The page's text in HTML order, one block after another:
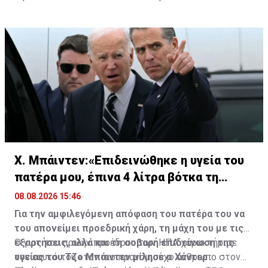
Χ. Μπάιντεν:«Επιδεινώθηκε η υγεία του
πατέρα μου, έπινα 4 λίτρα βότκα τη
μέρα»
08.08.2026 15:46
Για την αμφιλεγόμενη απόφαση του πατέρα του να
του απονείμει προεδρική χάρη, τη μάχη του με τις
εξαρτήσεις, αλλά και τη σοβαρή επιδείνωση της
υγείας του Τζο Μπάιντεν μίλησε ο Χάντερ
Ο γιος του πρώην προέδρου των ΗΠΑ χαρακτήρισε
τον εαυτό του «τον πιο προνομιούχο άνθρωπο στον